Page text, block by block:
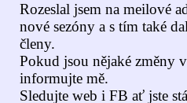
Rozeslal jsem na meilové
nové sezóny a s tím také
členy.
Pokud jsou nějaké změny
informujte mě.
Sledujte web i FB ať jste